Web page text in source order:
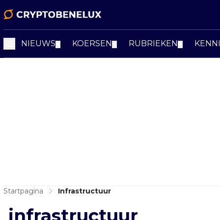
NIEUWS KOERSEN RUBRIEKEN
Startpagina Infrastructuur
infrastructuur